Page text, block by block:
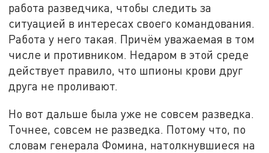
работа разведчика, чтобы следить за
ситуацией в интересах своего командования.
Работа у него такая. Причём уважаемая в том
числе и противником. Недаром в этой среде
действует правило, что шпионы крови друг
друга не проливают.
Но вот дальше была уже не совсем разведка.
Точнее, совсем не разведка. Потому что, по
словам генерала Фомина, натолкнувшиеся на